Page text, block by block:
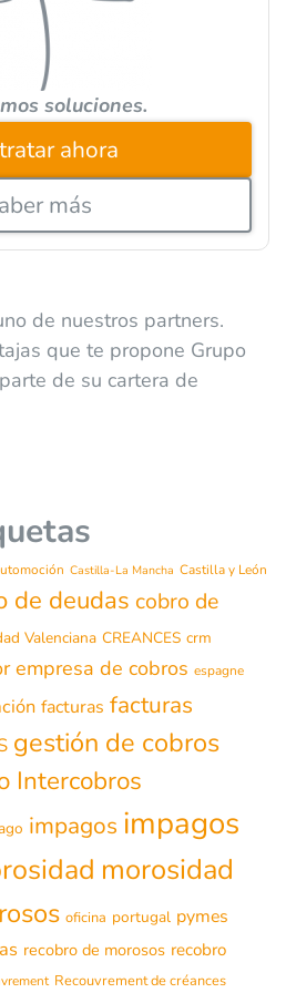
soluciones.
ahora
más
de nuestros partners.
que te propone Grupo
de su cartera de
Castilla-La Mancha Castilla y León
de deudas cobro de
Valenciana CREANCES crm
empresa de cobros espagne
facturas facturas
gestión de cobros
Intercobros
impagos impagos
morosidad
oficina portugal pymes
recobro de morosos recobro
Recouvrement de créances